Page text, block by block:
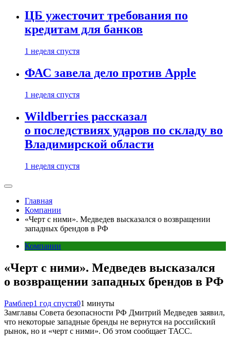
ЦБ ужесточит требования по
кредитам для банков
1 неделя спустя
ФАС завела дело против Apple
1 неделя спустя
Wildberries рассказал
о последствиях ударов по складу во
Владимирской области
1 неделя спустя
Главная
Компании
«Черт с ними». Медведев высказался о возвращении
западных брендов в РФ
Компании
«Черт с ними». Медведев высказался
о возвращении западных брендов в РФ
Рамблер1 год спустя01 минуты
Замглавы Совета безопасности РФ Дмитрий Медведев заявил,
что некоторые западные бренды не вернутся на российский
рынок, но и «черт с ними». Об этом сообщает ТАСС.